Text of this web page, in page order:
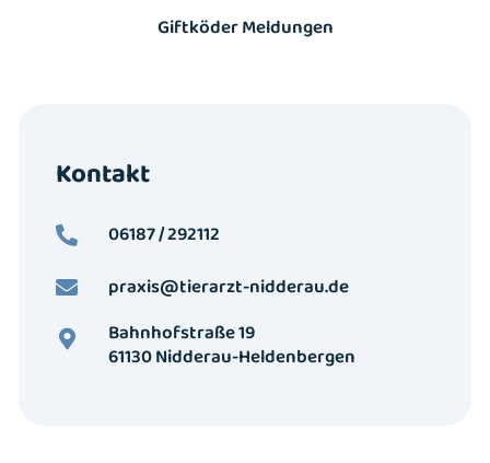
Giftköder Meldungen
Kontakt
06187 / 292112
praxis@tierarzt-nidderau.de
Bahnhofstraße 19
61130 Nidderau-Heldenbergen